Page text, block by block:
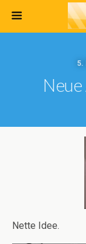
5.
Nette Idee.